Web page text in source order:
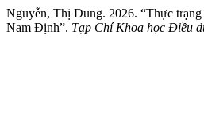
Nguyễn, Thị Dung. 2026. “Thực
Nam Định”. Tạp Chí Khoa học Điều